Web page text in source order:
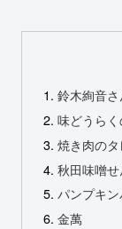
鈴木絢音
味どうらく
焼き肉のタ
秋田味噌
パンプキン
金萬